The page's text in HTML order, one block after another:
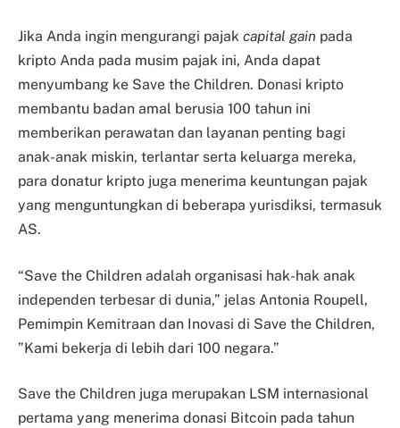
Jika Anda ingin mengurangi pajak capital gain pada
kripto Anda pada musim pajak ini, Anda dapat
menyumbang ke Save the Children. Donasi kripto
membantu badan amal berusia 100 tahun ini
memberikan perawatan dan layanan penting bagi
anak-anak miskin, terlantar serta keluarga mereka,
para donatur kripto juga menerima keuntungan pajak
yang menguntungkan di beberapa yurisdiksi, termasuk
AS.
“Save the Children adalah organisasi hak-hak anak
independen terbesar di dunia,” jelas Antonia Roupell,
Pemimpin Kemitraan dan Inovasi di Save the Children,
”Kami bekerja di lebih dari 100 negara.”
Save the Children juga merupakan LSM internasional
pertama yang menerima donasi Bitcoin pada tahun